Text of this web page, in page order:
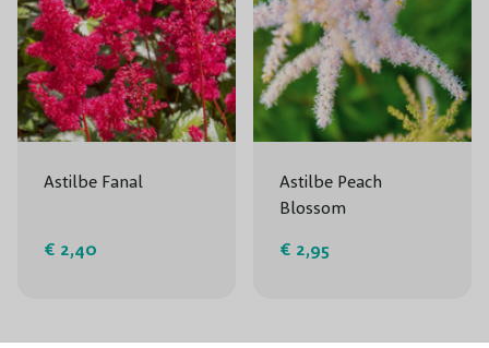
Astilbe Fanal
€ 2,40
Astilbe Peach
Blossom
€ 2,95